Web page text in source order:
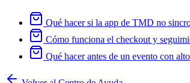
Qué hacer si la app de TMD no
Cómo funciona el checkout y
Qué hacer antes de un evento con